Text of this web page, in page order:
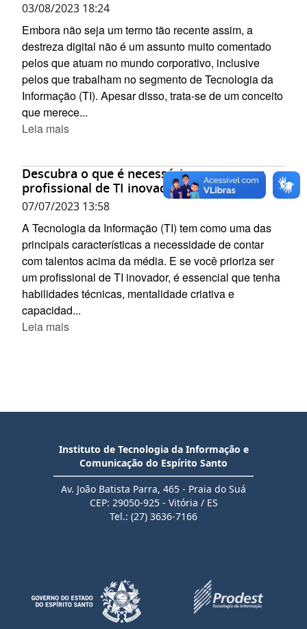
03/08/2023 18:24
Embora não seja um termo tão recente assim, a
destreza digital não é um assunto muito comentado
pelos que atuam no mundo corporativo, inclusive
pelos que trabalham no segmento de Tecnologia da
Informação (TI). Apesar disso, trata-se de um conceito
que merece...
Leia mais
Descubra o que é necessário para ser um
profissional de TI inovador
07/07/2023 13:58
A Tecnologia da Informação (TI) tem como uma das
principais características a necessidade de contar
com talentos acima da média. E se você prioriza ser
um profissional de TI inovador, é essencial que tenha
habilidades técnicas, mentalidade criativa e
capacidad...
Leia mais
Instituto de Tecnologia da Informação e
Comunicação do Espírito Santo
Av. João Batista Parra, 465 - Praia do Suá
CEP: 29050-925 - Vitória / ES
Tel.: (27) 3636-7166